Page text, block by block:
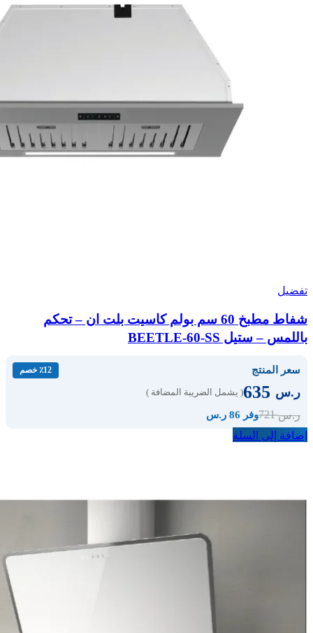
تفضيل
شفاط مطبخ 60 سم بولم كاسيت بلت ان – تحكم
باللمس – ستيل BEETLE-60-SS
سعر المنتج ٪12 خصم
ر.س ( يشمل الضريبة المضافة )
ر.س721 وفر 86 ر.س
إضافة إلى السلة